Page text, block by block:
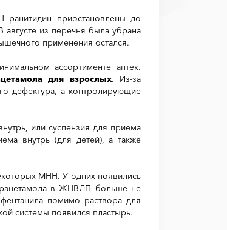
приостановлены до
из перечня была убрана
применения остался.
ассортименте аптек.
для взрослых. Из-за
дефектура, а контролирующие
или суспензия для приема
внутрь (для детей), а также
МНН. У одних появились
в ЖНВЛП больше не
помимо раствора для
системы появился пластырь.